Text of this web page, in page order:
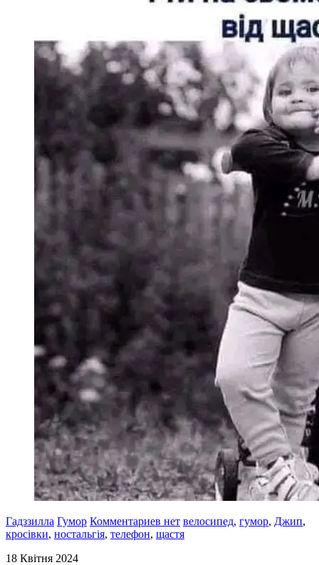
Гадззилла Гумор Комментариев нет велосипед, гумор, Джип,
кросівки, ностальгія, телефон, щастя
18 Квітня 2024